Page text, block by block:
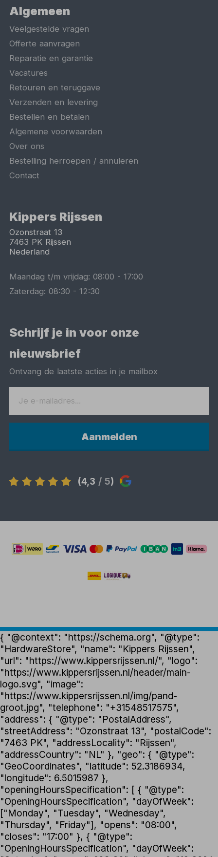
Algemeen
Veelgestelde vragen
Offerte aanvragen
Reparatie en garantie
Vacatures
Retouren en teruggave
Verzenden en levering
Bestellen en betalen
Algemene voorwaarden
Over ons
Bestelling herroepen / annuleren
Contact
Kippers Rijssen
Ozonstraat 13
7463 PK Rijssen
Nederland
Maandag t/m vrijdag:08:00 -17:00
Zaterdag:08:30 -12:30
Schrijf je in voor onze
nieuwsbrief
Ontvang de laatste acties in je mailbox
Aanmelden
(4,3 / 5)
{ "@context": "https://schema.org", "@type":
"HardwareStore", "name": "Kippers Rijssen",
"url": "https://www.kippersrijssen.nl/", "logo":
"https://www.kippersrijssen.nl/header/main-
logo.svg", "image":
"https://www.kippersrijssen.nl/img/pand-
groot.jpg", "telephone": "+31548517575",
"address": { "@type": "PostalAddress",
"streetAddress": "Ozonstraat 13", "postalCode":
"7463 PK", "addressLocality": "Rijssen",
"addressCountry": "NL" }, "geo": { "@type":
"GeoCoordinates", "latitude": 52.3186934,
"longitude": 6.5015987 },
"openingHoursSpecification": [ { "@type":
"OpeningHoursSpecification", "dayOfWeek":
["Monday", "Tuesday", "Wednesday",
"Thursday", "Friday"], "opens": "08:00",
"closes": "17:00" }, { "@type":
"OpeningHoursSpecification", "dayOfWeek":